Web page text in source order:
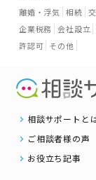
離婚・浮気 相続
企業税務 会社設立
許認可 その他
相談サポートと
ご相談者様の声
お役立ち記事